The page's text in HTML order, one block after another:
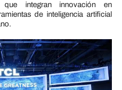
integran innovación en
de inteligencia artificial